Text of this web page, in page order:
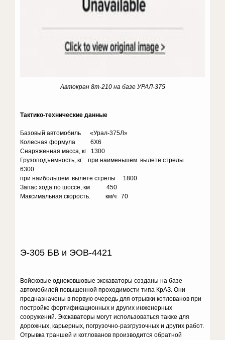
Автокран 8т-210 на базе УРАЛ-375
Тактико-технические данные
Базовый автомобиль «Урал-375Л»
Колесная формула 6X6
Снаряженная масса, кг 1300
Грузоподъемность, кг: при наименьшем вылете стрелы
6300
при наибольшем вылете стрелы 1800
Запас хода по шоссе, км 450
Максимальная скорость. км/ч 70
Э-305 БВ и ЭОВ-4421
Войсковые одноковшовые экскаваторы созданы на базе
автомобилей повышенной проходимости типа КрАЗ. Они
предназначены в первую очередь для отрывки котлованов при
постройке фортификационных и других инженерных
сооружений. Экскаваторы могут использоваться также для
дорожных, карьерных, погрузочно-разгрузочных и других работ.
Отрывка траншей и котлованов производится обратной